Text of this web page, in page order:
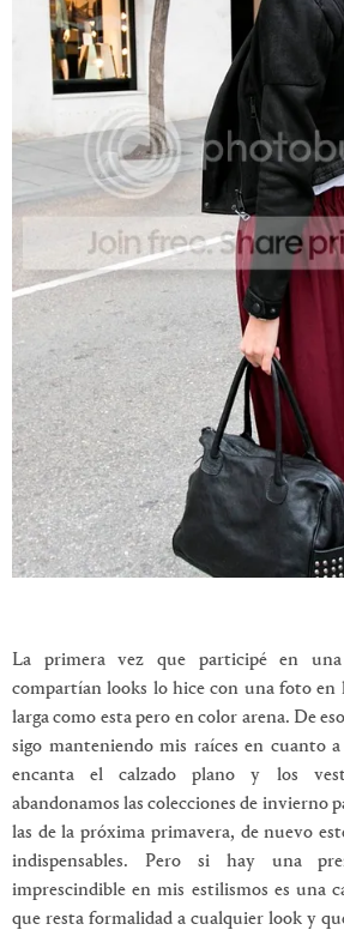
La primera vez que participé en
compartían looks lo hice con una foto en
larga como esta pero en color arena. De
sigo manteniendo mis raíces en cuanto
encanta el calzado plano y los
abandonamos las colecciones de invierno
las de la próxima primavera, de nuevo
indispensables. Pero si hay una
imprescindible en mis estilismos es una
que resta formalidad a cualquier look y